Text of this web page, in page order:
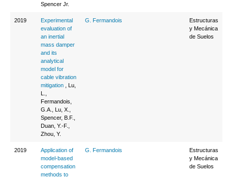
Spencer Jr.
2019
Experimental
evaluation of
an inertial
mass damper
and its
analytical
model for
cable vibration
mitigation , Lu,
Fermandois,
G.A., Lu, X.,
Spencer, B.F.,
Duan, Y.-F.,
Zhou, Y.
G. Fermandois
Estructuras
y Mecánica
de Suelos
2019
Application of
model-based
compensation
methods to
G. Fermandois
Estructuras
y Mecánica
de Suelos